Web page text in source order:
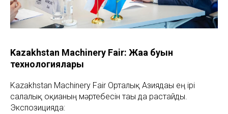
Kazakhstan Machinery Fair: Жаңа буын
технологиялары
Kazakhstan Machinery Fair Орталық Азиядағы ең ірі
салалық оқиғаның мәртебесін тағы да растайды.
Экспозицияда: